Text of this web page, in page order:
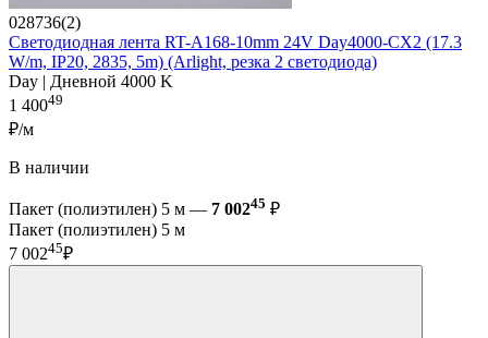
028736(2)
Светодиодная лента RT-A168-10mm 24V Day4000-CX2 (17.3
W/m, IP20, 2835, 5m) (Arlight, резка 2 светодиода)
Day | Дневной 4000 K
1 40049
₽/м
В наличии
Пакет (полиэтилен) 5 м — 7 00245 ₽
Пакет (полиэтилен) 5 м
7 00245₽